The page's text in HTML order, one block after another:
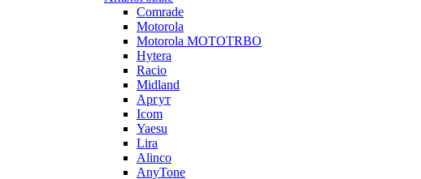
Comrade
Motorola
Motorola MOTOTRBO
Hytera
Racio
Midland
Аргут
Icom
Yaesu
Lira
Alinco
AnyTone